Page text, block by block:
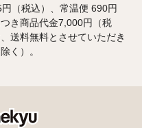
（税込）、常温便 690円
き商品代金7,000円（税
送料無料とさせていただき
く）。